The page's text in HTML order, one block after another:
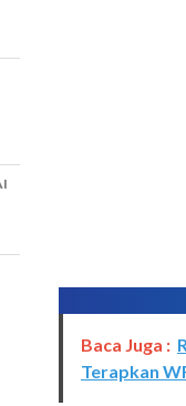
Baca Juga :
Terapkan